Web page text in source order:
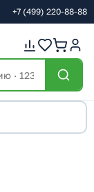
+7 (499) 220-88-88